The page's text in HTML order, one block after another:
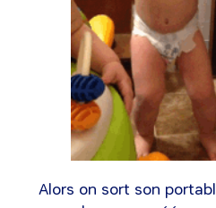
Alors on sort son